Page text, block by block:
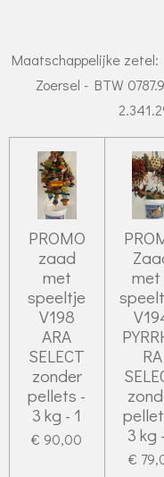
Maatschappelijke zetel:
Zoersel - BTW
PROMO
zaad
met
speeltje
V198
ARA
SELECT
zonder
pellets -
3 kg - 1
€ 90,00
met
RA
3 kg
€